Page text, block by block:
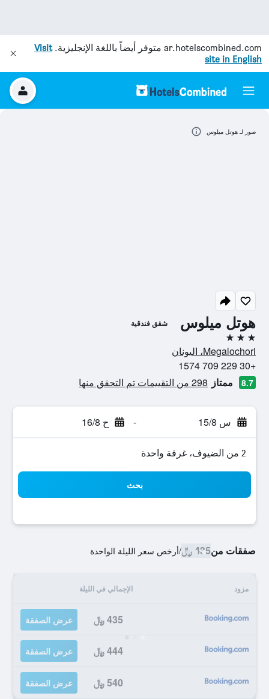
ar.hotelscombined.com متوفر أيضاً باللغة الإنجليزية.Visit
site in English
هوتل ميلوس شقق فندقية
3 نجوم
Megalochori، اليونان
+30 229 709 1574
8.7 ممتاز 298 من التقييمات تم التحقق منها
س 15/8 - ح 16/8
2 من الضيوف، غرفة واحدة
بحث
صفقات من435 ﷼ /أرخص سعر الليلة الواحدة
مزود الإجمالي في الليلة
435 ﷼ عرض الصفقة
444 ﷼ عرض الصفقة
540 ﷼ عرض الصفقة
صور لـ هوتل ميلوس